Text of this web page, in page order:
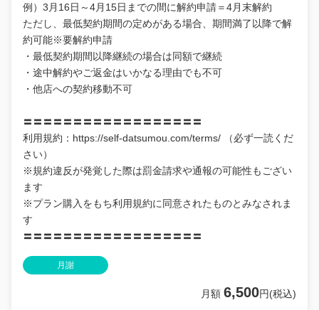
例）3月16日～4月15日までの間に解約申請＝4月末解約
ただし、最低契約期間の定めがある場合、期間満了以降で解
約可能※要解約申請
・最低契約期間以降継続の場合は同額で継続
・途中解約やご返金はいかなる理由でも不可
・他店への契約移動不可
〓〓〓〓〓〓〓〓〓〓〓〓〓〓〓〓〓〓
利用規約：https://self-datsumou.com/terms/ （必ず一読くだ
さい）
※規約違反が発覚した際は罰金請求や通報の可能性もござい
ます
※プラン購入をもち利用規約に同意されたものとみなされま
す
〓〓〓〓〓〓〓〓〓〓〓〓〓〓〓〓〓〓
月謝
月額 6,500円(税込)